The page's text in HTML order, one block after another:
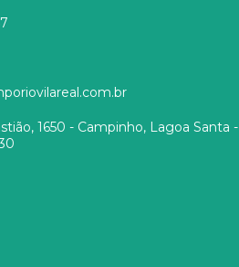
1650 - Campinho, Lagoa Santa -